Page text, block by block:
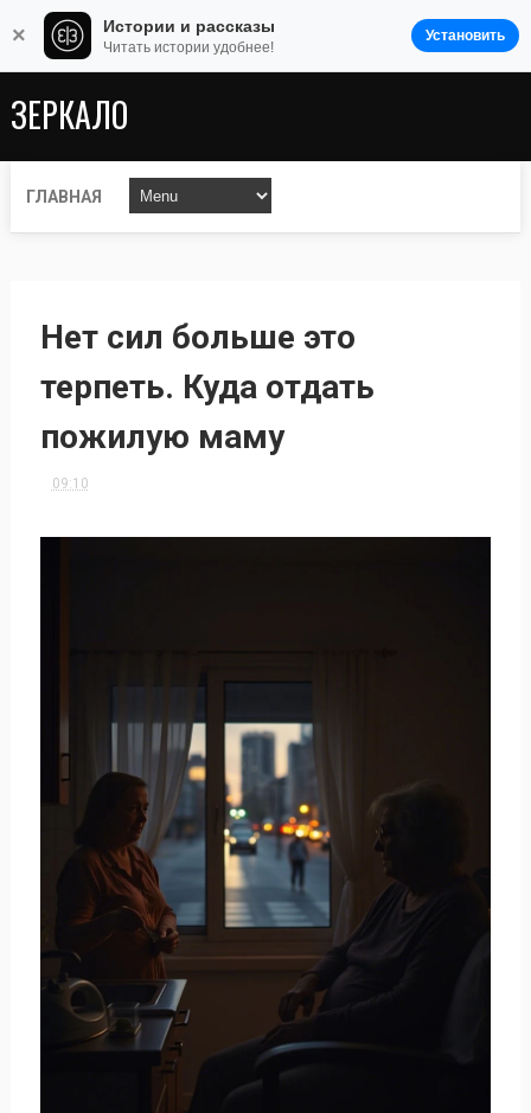
ЗЕРКАЛО
ГЛАВНАЯ
Нет сил больше это
терпеть. Куда отдать
пожилую маму
09:10
× Истории и рассказы
Читать истории удобнее!
Установить